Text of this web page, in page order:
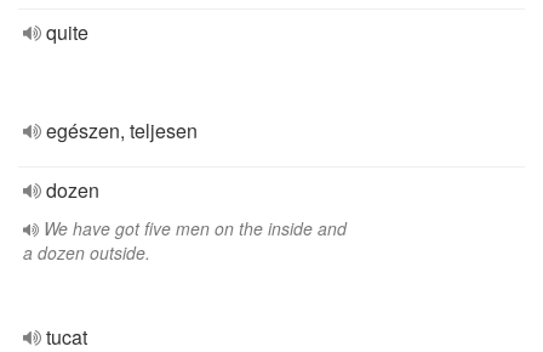
quite
egészen, teljesen
dozen
We have got five men on the inside and
a dozen outside.
tucat